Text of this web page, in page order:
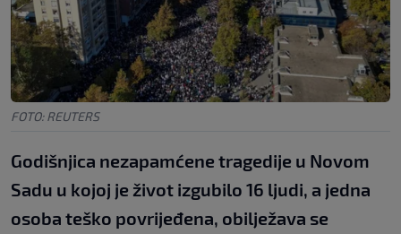
FOTO: REUTERS
Godišnjica nezapamćene tragedije u Novom
Sadu u kojoj je život izgubilo 16 ljudi, a jedna
osoba teško povrijeđena, obilježava se